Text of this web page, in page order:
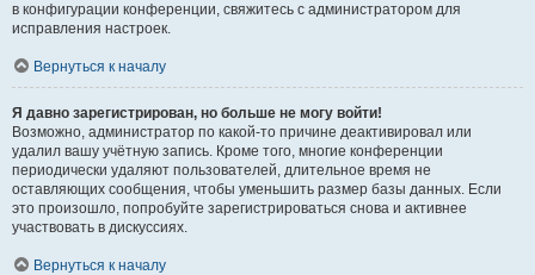
в конфигурации конференции, свяжитесь с администратором для
исправления настроек.
Вернуться к началу
Я давно зарегистрирован, но больше не могу войти!
Возможно, администратор по какой-то причине деактивировал или
удалил вашу учётную запись. Кроме того, многие конференции
периодически удаляют пользователей, длительное время не
оставляющих сообщения, чтобы уменьшить размер базы данных. Если
это произошло, попробуйте зарегистрироваться снова и активнее
участвовать в дискуссиях.
Вернуться к началу